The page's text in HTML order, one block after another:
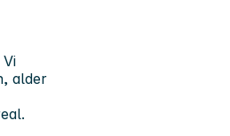
alder